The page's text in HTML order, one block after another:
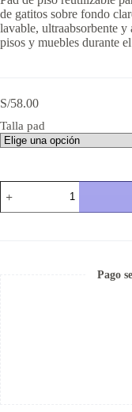
de gatitos sobre fondo
lavable, ultraabsorbente y
pisos y muebles durante
S/58.00
Talla pad
de
piso
Pago